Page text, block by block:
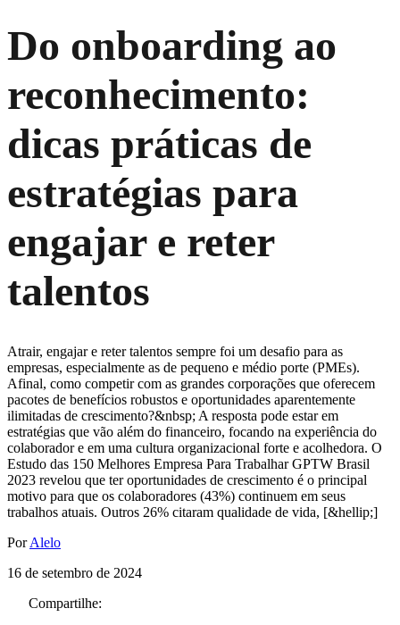
Do onboarding ao
reconhecimento:
dicas práticas de
estratégias para
engajar e reter
talentos
Atrair, engajar e reter talentos sempre foi um desafio para as
empresas, especialmente as de pequeno e médio porte (PMEs).
Afinal, como competir com as grandes corporações que oferecem
pacotes de benefícios robustos e oportunidades aparentemente
ilimitadas de crescimento?&nbsp; A resposta pode estar em
estratégias que vão além do financeiro, focando na experiência do
colaborador e em uma cultura organizacional forte e acolhedora. O
Estudo das 150 Melhores Empresa Para Trabalhar GPTW Brasil
2023 revelou que ter oportunidades de crescimento é o principal
motivo para que os colaboradores (43%) continuem em seus
trabalhos atuais. Outros 26% citaram qualidade de vida, [&hellip;]
PorAlelo
16 de setembro de 2024
Compartilhe: